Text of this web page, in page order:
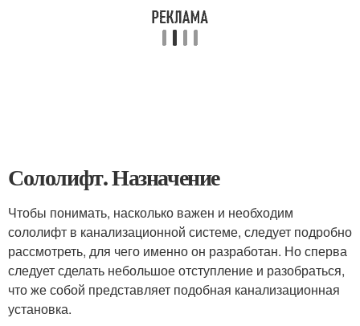
Сололифт. Назначение
Чтобы понимать, насколько важен и необходим
сололифт в канализационной системе, следует подробно
рассмотреть, для чего именно он разработан. Но сперва
следует сделать небольшое отступление и разобраться,
что же собой представляет подобная канализационная
установка.